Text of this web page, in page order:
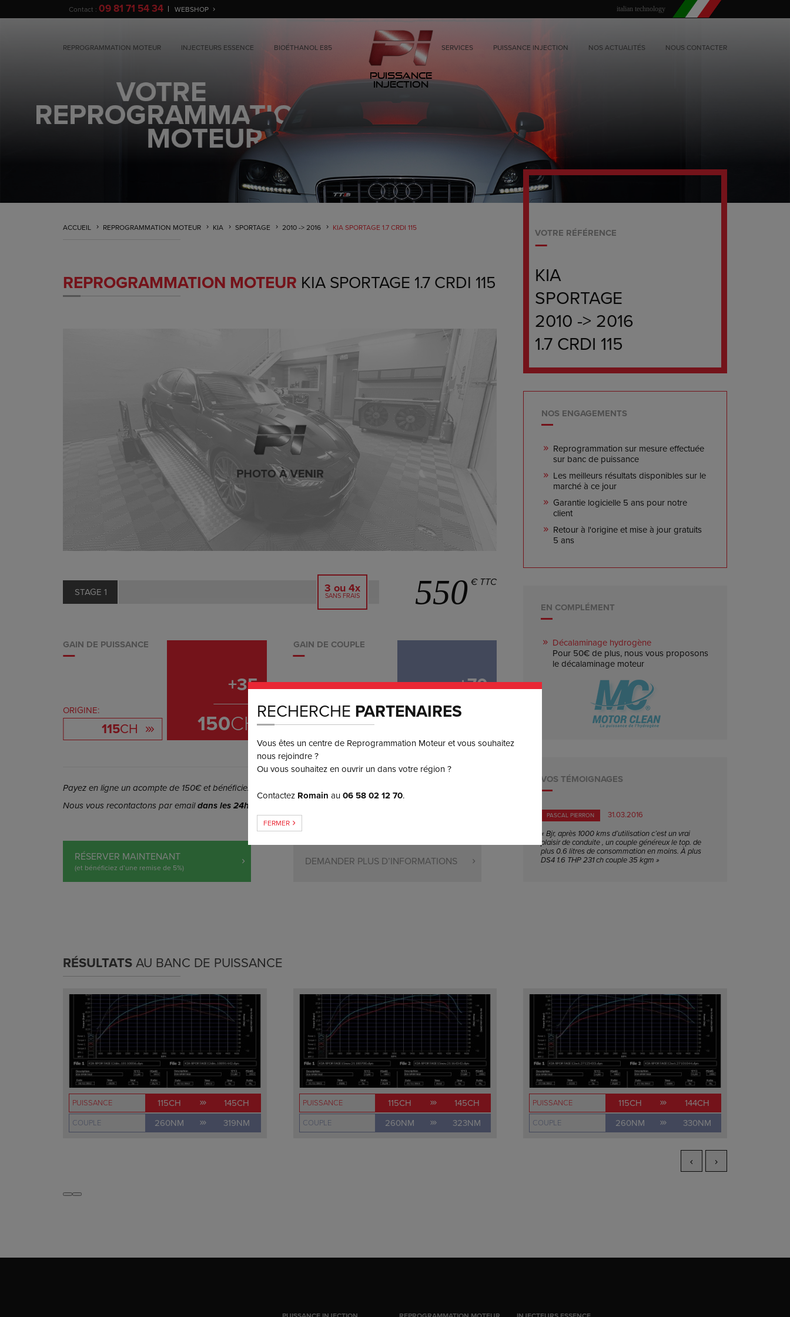
italian technology
Contact : 09 81 71 54 34 WEBSHOP
Puissance
Injection
REPROGRAMMATION MOTEUR INJECTEURS ESSENCE BIOÉTHANOL E85 SERVICES PUISSANCE INJECTION NOS ACTUALITÉS NOUS CONTACTER
ACCUEIL REPROGRAMMATION MOTEUR KIA SPORTAGE 2010 -> 2016 KIA SPORTAGE 1.7 CRDI 115
REPROGRAMMATION MOTEUR KIA SPORTAGE 1.7 CRDI 115
STAGE 1 3 ou 4x
SANS FRAIS 550 € TTC
GAIN DE PUISSANCE
ORIGINE:
115CH
+35
150CH
GAIN DE COUPLE
ORIGINE:
260NM
+70
330NM
Payez en ligne un acompte de 150€ et bénéficiez de 5% de remise sur votre facture.
Nous vous recontactons par emaildans les 24h
RÉSERVER MAINTENANT
(et bénéficiez d’une remise de 5%) DEMANDER PLUS D’INFORMATIONS
VOTRE RÉFÉRENCE
KIA
SPORTAGE
2010 -> 2016
1.7 CRDI 115
NOS ENGAGEMENTS
Reprogrammation sur mesure effectuée
sur banc de puissance
Les meilleurs résultats disponibles sur le
marché à ce jour
Garantie logicielle 5 ans pour notre
client
Retour à l'origine et mise à jour gratuits
5 ans
EN COMPLÉMENT
Décalaminage hydrogène
Pour 50€ de plus, nous vous proposons
le décalaminage moteur
VOS TÉMOIGNAGES
PASCAL PIERRON
31.03.2016
« Bjr, après 1000 kms d’utilisation c’est un vrai
plaisir de conduite , un couple généreux le top. de
plus 0.6 litres de consommation en moins. À plus
DS4 1.6 THP 231 ch couple 35 kgm »
RÉSULTATSAU BANC DE PUISSANCE
PUISSANCE 115CH 145CH
COUPLE 260NM 319NM
PUISSANCE 115CH 145CH
COUPLE 260NM 323NM
PUISSANCE 115CH 144CH
COUPLE 260NM 330NM
RECHERCHE PARTENAIRES
Vous êtes un centre de Reprogrammation Moteur et vous souhaitez
nous rejoindre ?
Ou vous souhaitez en ouvrir un dans votre région ?
Contactez Romain au06 58 02 12 70.
FERMER